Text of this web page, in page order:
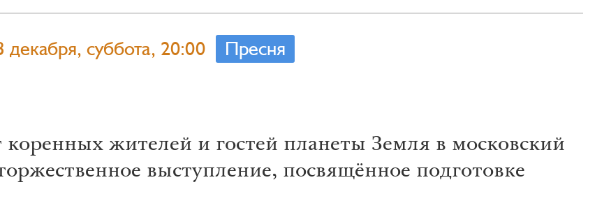
декабря, суббота, 20:00 Пресня
жителей и гостей планеты Земля в московский
выступление, посвящённое подготовке